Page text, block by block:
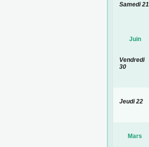
Samedi 21
Juin
Vendredi
30
Jeudi 22
Mars